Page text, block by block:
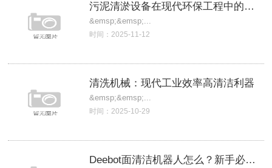
污泥清淤设备在现代环保工程中的实施
&emsp;&emsp;...
时间：2025-11-12
清洗机械：现代工业效率高清洁利器
&emsp;&emsp;...
时间：2025-10-29
Deebot面清洁机器人怎么？新手必看详